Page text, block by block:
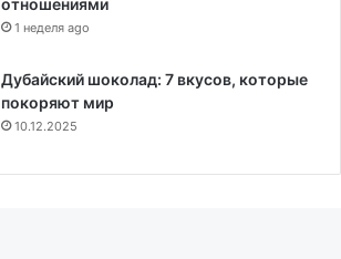
отношениями
1 неделя ago
Дубайский шоколад: 7 вкусов, которые
покоряют мир
10.12.2025